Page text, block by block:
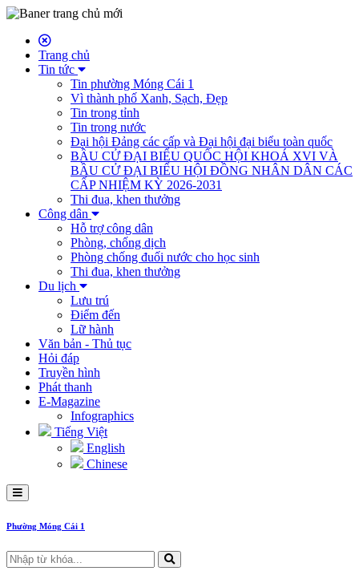
Trang chủ
Tin tức
Tin phường Móng Cái 1
Vì thành phố Xanh, Sạch, Đẹp
Tin trong tỉnh
Tin trong nước
Đại hội Đảng các cấp và Đại hội đại biểu toàn quốc
BẦU CỬ ĐẠI BIỂU QUỐC HỘI KHOÁ XVI VÀ
BẦU CỬ ĐẠI BIỂU HỘI ĐỒNG NHÂN DÂN CÁC
CẤP NHIỆM KỲ 2026-2031
Thi đua, khen thưởng
Công dân
Hỗ trợ công dân
Phòng, chống dịch
Phòng chống đuối nước cho học sinh
Thi đua, khen thưởng
Du lịch
Lưu trú
Điểm đến
Lữ hành
Văn bản - Thủ tục
Hỏi đáp
Truyền hình
Phát thanh
E-Magazine
Infographics
Tiếng Việt
English
Chinese
Phường Móng Cái 1